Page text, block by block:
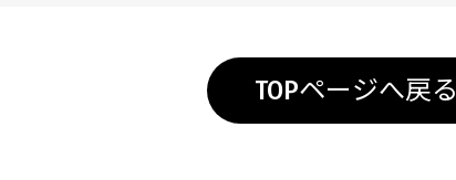
TOPページへ戻る